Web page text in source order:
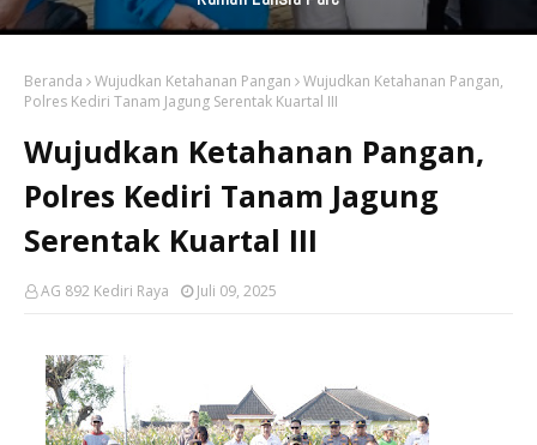
Beranda Wujudkan Ketahanan Pangan
Wujudkan Ketahanan Pangan,
Polres Kediri Tanam Jagung Serentak Kuartal III
Wujudkan Ketahanan Pangan,
Polres Kediri Tanam Jagung
Serentak Kuartal III
AG 892 Kediri Raya Juli 09, 2025